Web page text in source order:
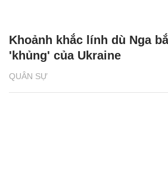
QUÂN SỰ
Khoảnh khắc lính dù Nga
'khủng' của Ukraine